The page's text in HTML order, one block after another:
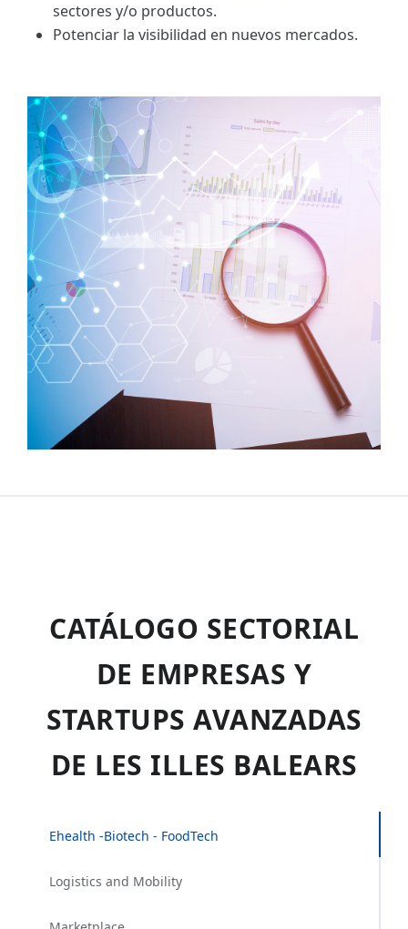
sectores y/o productos.
Potenciar la visibilidad en nuevos mercados.
CATÁLOGO SECTORIAL
DE EMPRESAS Y
STARTUPS AVANZADAS
DE LES ILLES BALEARS
Ehealth -Biotech - FoodTech
Logistics and Mobility